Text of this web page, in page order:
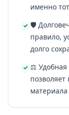
именно
🛡️
правило,
долго
⚖️ Удобная
позволяет